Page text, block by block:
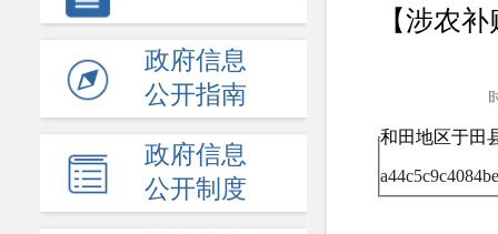
政府信息
公开指南
政府信息
公开制度
【涉农
和田地区于田